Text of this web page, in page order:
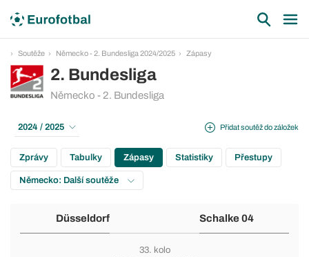
Soutěže Německo - 2. Bundesliga 2024/2025 Zápasy
2. Bundesliga
Německo - 2. Bundesliga
Přidat soutěž do záložek
2024 / 2025
Zprávy Tabulky Zápasy Statistiky Přestupy
Německo: Další soutěže
Düsseldorf Schalke 04
33. kolo